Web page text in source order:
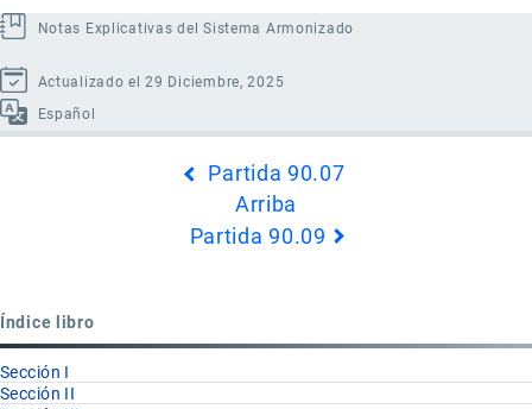
Notas Explicativas del Sistema Armonizado
Actualizado el 29 Diciembre, 2025
Español
Partida 90.07
Arriba
Partida 90.09
Índice libro
Sección I
Sección II